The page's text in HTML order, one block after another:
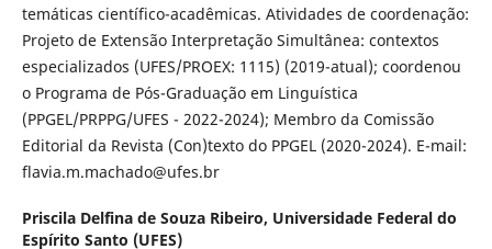
temáticas científico-acadêmicas. Atividades de coordenação:
Projeto de Extensão Interpretação Simultânea: contextos
especializados (UFES/PROEX: 1115) (2019-atual); coordenou
o Programa de Pós-Graduação em Linguística
(PPGEL/PRPPG/UFES - 2022-2024); Membro da Comissão
Editorial da Revista (Con)texto do PPGEL (2020-2024). E-mail:
flavia.m.machado@ufes.br
Priscila Delfina de Souza Ribeiro, Universidade Federal do
Espírito Santo (UFES)